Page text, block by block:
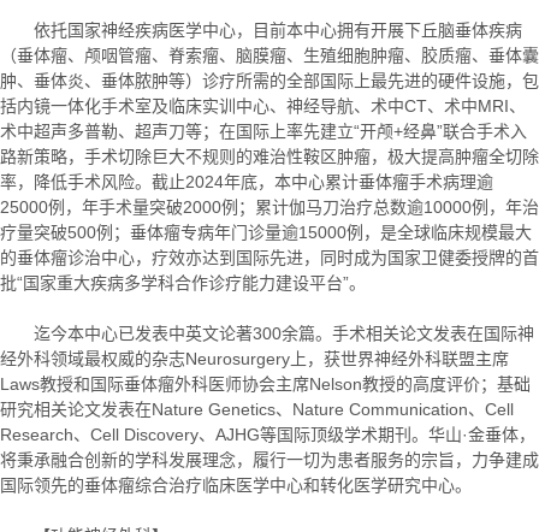
依托国家神经疾病医学中心，目前本中心拥有开展下丘脑垂体疾病
（垂体瘤、颅咽管瘤、脊索瘤、脑膜瘤、生殖细胞肿瘤、胶质瘤、垂体囊
肿、垂体炎、垂体脓肿等）诊疗所需的全部国际上最先进的硬件设施，包
括内镜一体化手术室及临床实训中心、神经导航、术中CT、术中MRI、
术中超声多普勒、超声刀等；在国际上率先建立“开颅+经鼻”联合手术入
路新策略，手术切除巨大不规则的难治性鞍区肿瘤，极大提高肿瘤全切除
率，降低手术风险。截止2024年底，本中心累计垂体瘤手术病理逾
25000例，年手术量突破2000例；累计伽马刀治疗总数逾10000例，年治
疗量突破500例；垂体瘤专病年门诊量逾15000例，是全球临床规模最大
的垂体瘤诊治中心，疗效亦达到国际先进，同时成为国家卫健委授牌的首
批“国家重大疾病多学科合作诊疗能力建设平台”。
迄今本中心已发表中英文论著300余篇。手术相关论文发表在国际神
经外科领域最权威的杂志Neurosurgery上，获世界神经外科联盟主席
Laws教授和国际垂体瘤外科医师协会主席Nelson教授的高度评价；基础
研究相关论文发表在Nature Genetics、Nature Communication、Cell
Research、Cell Discovery、AJHG等国际顶级学术期刊。华山·金垂体，
将秉承融合创新的学科发展理念，履行一切为患者服务的宗旨，力争建成
国际领先的垂体瘤综合治疗临床医学中心和转化医学研究中心。